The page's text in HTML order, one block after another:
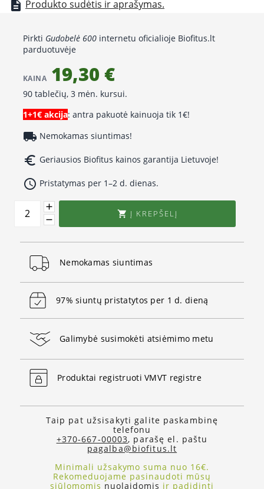
description Produkto sudėtis ir aprašymas.
Pirkti Gudobelė 600 internetu oficialioje Biofitus.lt
parduotuvėje
KAINA 19,30 €
90 tablečių, 3 mėn. kursui.
1+1€ akcija: antra pakuotė kainuoja tik 1€!
local_shipping Nemokamas siuntimas!
euro_symbol Geriausios Biofitus kainos garantija Lietuvoje!
access_time Pristatymas per 1–2 d. dienas.
 Į KREPŠELĮ
Nemokamas siuntimas
97% siuntų pristatytos per 1 d. dieną
Galimybė susimokėti atsiėmimo metu
Produktai registruoti VMVT registre
Taip pat užsisakyti galite paskambinę
telefonu
+370-667-00003, parašę el. paštu
pagalba@biofitus.lt
Minimali užsakymo suma nuo 16€.
Rekomeduojame pasinaudoti mūsų
siūlomomis nuolaidomis ir padidinti